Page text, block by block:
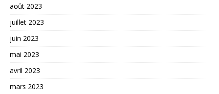
août 2023
juillet 2023
juin 2023
mai 2023
avril 2023
mars 2023